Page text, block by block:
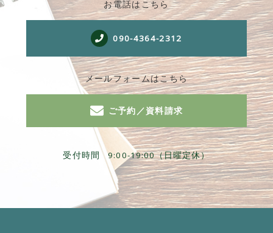
お電話はこちら
090-4364-2312
メールフォームはこちら
ご予約／資料請求
受付時間 9:00-19:00（日曜定休）